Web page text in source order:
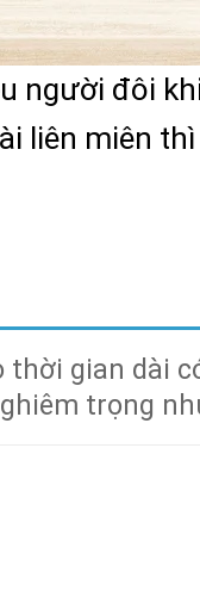
người đôi
liên miên thì
gian dài
trọng